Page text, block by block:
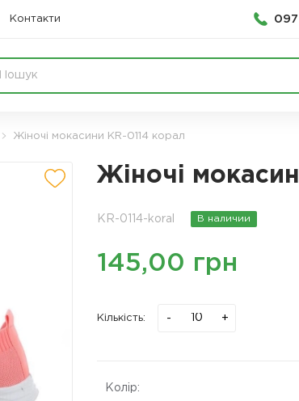
Контакти
Жіночі мокасини KR-0114 корал
Жіночі
KR-0114-koral В наличии
145,00 грн
Кількість: - +
Колір: